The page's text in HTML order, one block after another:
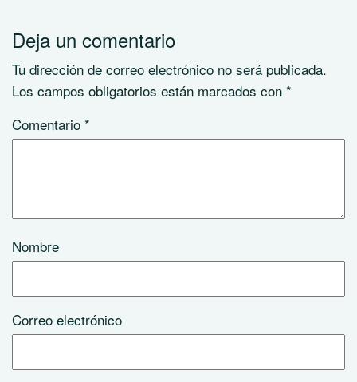
Deja un comentario
Tu dirección de correo electrónico no será publicada.
Los campos obligatorios están marcados con *
Comentario *
Nombre
Correo electrónico